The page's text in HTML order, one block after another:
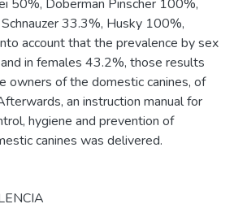
50%, Doberman Pinscher 100%,
33.3%, Husky 100%,
account that the prevalence by sex
in females 43.2%, those results
owners of the domestic canines, of
an instruction manual for
hygiene and prevention of
canines was delivered.